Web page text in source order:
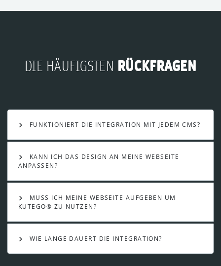
DIE HÄUFIGSTEN RÜCKFRAGEN
FUNKTIONIERT DIE INTEGRATION MIT JEDEM CMS?
KANN ICH DAS DESIGN AN MEINE WEBSEITE
ANPASSEN?
MUSS ICH MEINE WEBSEITE AUFGEBEN UM
KUTEGO® ZU NUTZEN?
WIE LANGE DAUERT DIE INTEGRATION?